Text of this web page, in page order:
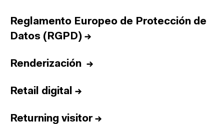
Reglamento Europeo de Protección de
Datos (RGPD) →
Renderización →
Retail digital →
Returning visitor→
Inicio